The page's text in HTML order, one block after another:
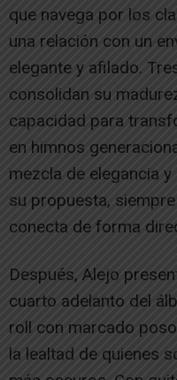
que navega por los
una relación con un
elegante y afilado.
consolidan su
capacidad para
en himnos
mezcla de elegancia
su propuesta,
conecta de forma
Después, Alejo
cuarto adelanto del
roll con marcado
la lealtad de quienes